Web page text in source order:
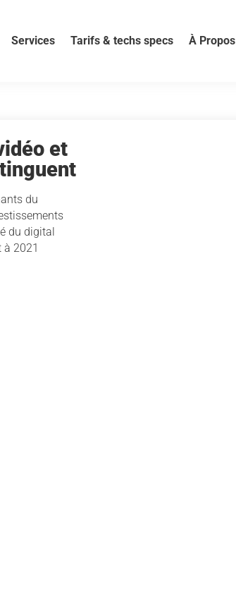
Services Tarifs & techs specs À Propos
et
du
du digital
à 2021